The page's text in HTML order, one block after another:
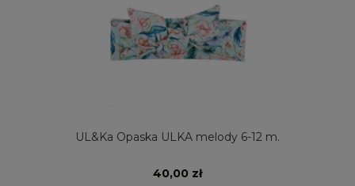
UL&Ka Opaska ULKA melody 6-12 m.
40,00 zł